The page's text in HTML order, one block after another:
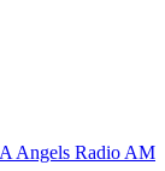
Angels Radio AM